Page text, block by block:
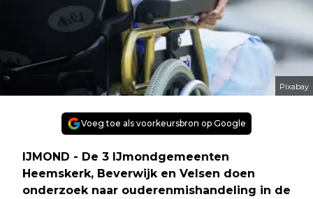
Pixabay
Voeg toe als voorkeursbron op Google
IJMOND - De 3 IJmondgemeenten
Heemskerk, Beverwijk en Velsen doen
onderzoek naar ouderenmishandeling in de